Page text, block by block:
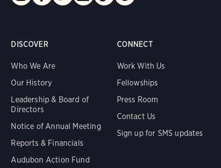
DISCOVER
Who We Are
Our History
Leadership & Board of
Directors
Notice of Annual Meeting
Reports & Financials
Audubon Action Fund
CONNECT
Work With Us
Fellowships
Press Room
Contact Us
Sign up for SMS updates